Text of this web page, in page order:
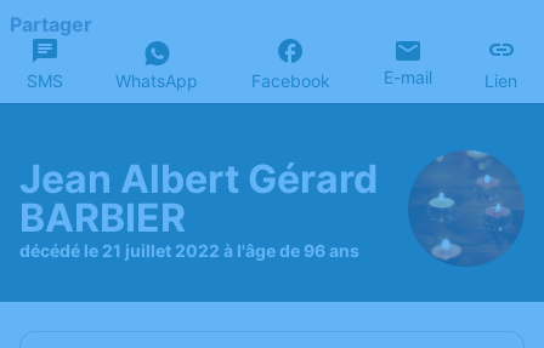
Partager
SMS WhatsApp Facebook E-mail Lien
Jean Albert Gérard
BARBIER
décédé le 21 juillet 2022 à l'âge de 96 ans